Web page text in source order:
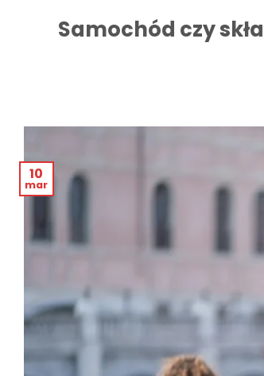
Samochód czy
10
mar